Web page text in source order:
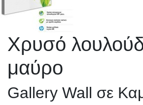
Χρυσό
μαύρο
Gallery Wall σε